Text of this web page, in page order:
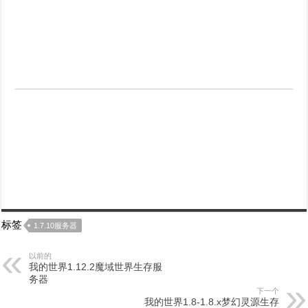
标签 1.7.10服务器
以前的
我的世界1.12.2魔域世界生存服
务器
下一个
我的世界1.8-1.8.x梦幻灵源生存